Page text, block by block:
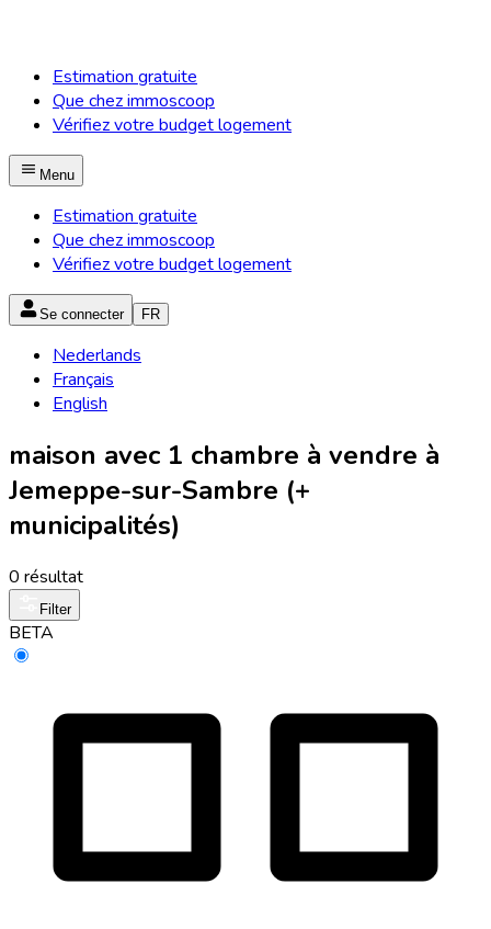
Estimation gratuite
Que chez immoscoop
Vérifiez votre budget logement
Menu
Estimation gratuite
Que chez immoscoop
Vérifiez votre budget logement
Se connecter FR
Nederlands
Français
English
maison avec 1 chambre à vendre à
Jemeppe-sur-Sambre (+
municipalités)
0 résultat
Filter
BETA